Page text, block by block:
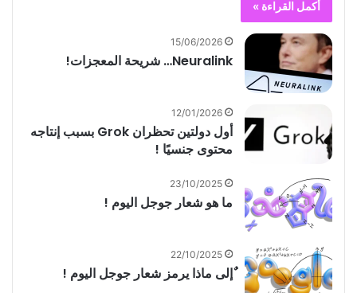
أكمل القراءة »
15/06/2026
Neuralink… شريحة المعجزات!
12/01/2026
أول دولتين تحظران Grok بسبب إنتاجه
محتوى جنسيًا !
23/10/2025
ما هو شعار جوجل اليوم !
22/10/2025
ٌإلى ماذا يرمز شعار جوجل اليوم !